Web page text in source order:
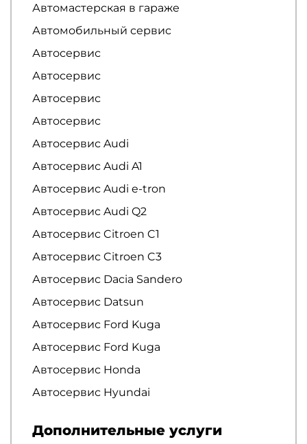
Автомастерская в гараже
Автомобильный сервис
Автосервис
Автосервис
Автосервис
Автосервис
Автосервис Audi
Автосервис Audi A1
Автосервис Audi e-tron
Автосервис Audi Q2
Автосервис Citroen C1
Автосервис Citroen C3
Автосервис Dacia Sandero
Автосервис Datsun
Автосервис Ford Kuga
Автосервис Ford Kuga
Автосервис Honda
Автосервис Hyundai
Дополнительные услуги